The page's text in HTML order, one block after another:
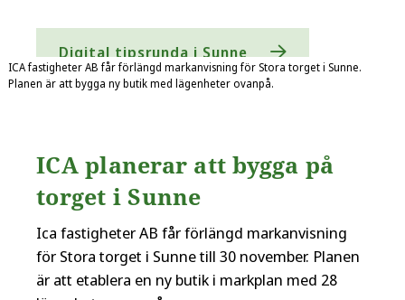
Digital tipsrunda i Sunne
ICA fastigheter AB får förlängd markanvisning för Stora torget i Sunne.
Planen är att bygga ny butik med lägenheter ovanpå.
ICA planerar att bygga på
torget i Sunne
Ica fastigheter AB får förlängd markanvisning
för Stora torget i Sunne till 30 november. Planen
är att etablera en ny butik i markplan med 28